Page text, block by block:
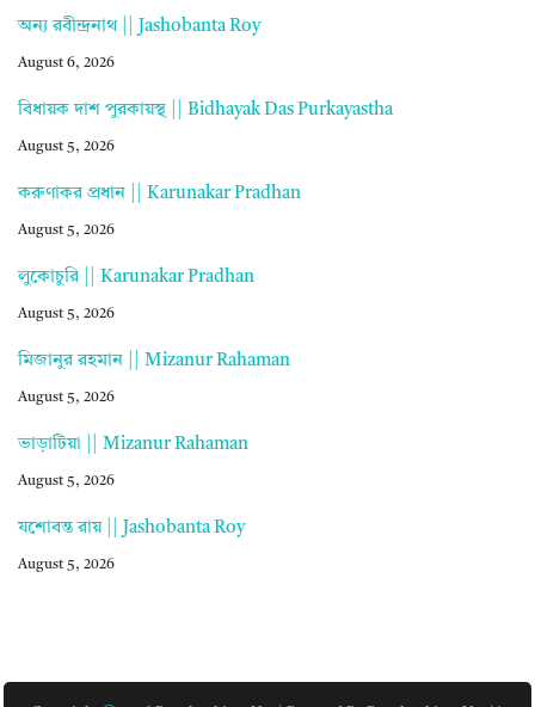
অন্য রবীন্দ্রনাথ || Jashobanta Roy
August 6, 2026
বিধায়ক দাশ পুরকায়স্থ || Bidhayak Das Purkayastha
August 5, 2026
করুণাকর প্রধান || Karunakar Pradhan
August 5, 2026
লুকোচুরি || Karunakar Pradhan
August 5, 2026
মিজানুর রহমান || Mizanur Rahaman
August 5, 2026
ভাড়াটিয়া || Mizanur Rahaman
August 5, 2026
যশোবন্ত রায় || Jashobanta Roy
August 5, 2026